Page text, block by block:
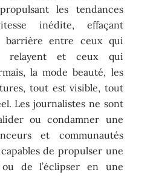
les tendances
inédite, effaçant
barrière entre ceux qui
relayent et ceux qui
la mode beauté, les
tout est visible, tout
Les journalistes ne sont
ou condamner une
et communautés
de propulser une
de l’éclipser en une